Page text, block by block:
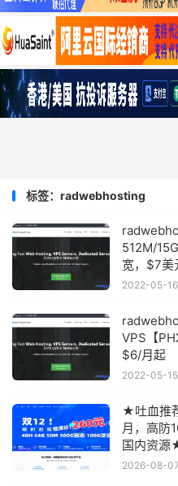
标签：radwebhosting
512M/
宽，$7美
2022-05-16
VPS【
$6/月起
2022-05-15
★吐血推
月，高防
国内资
2026-08-07